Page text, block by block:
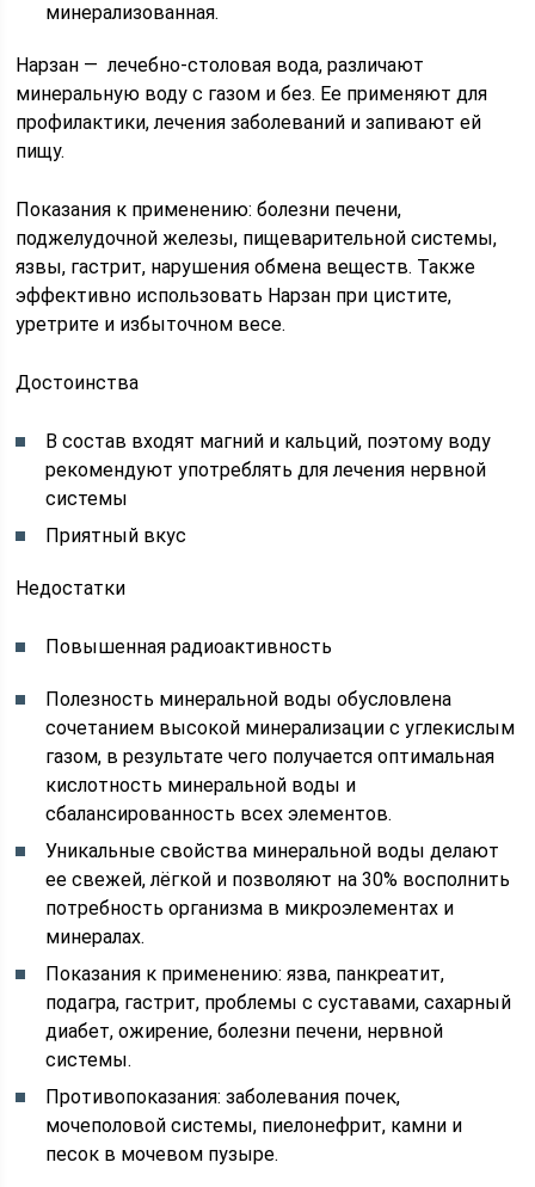
минерализованная.
Нарзан — лечебно-столовая вода, различают
минеральную воду с газом и без. Ее применяют для
профилактики, лечения заболеваний и запивают ей
пищу.
Показания к применению: болезни печени,
поджелудочной железы, пищеварительной системы,
язвы, гастрит, нарушения обмена веществ. Также
эффективно использовать Нарзан при цистите,
уретрите и избыточном весе.
Достоинства
В состав входят магний и кальций, поэтому воду
рекомендуют употреблять для лечения нервной
системы
Приятный вкус
Недостатки
Повышенная радиоактивность
Полезность минеральной воды обусловлена
сочетанием высокой минерализации с углекислым
газом, в результате чего получается оптимальная
кислотность минеральной воды и
сбалансированность всех элементов.
Уникальные свойства минеральной воды делают
ее свежей, лёгкой и позволяют на 30% восполнить
потребность организма в микроэлементах и
минералах.
Показания к применению: язва, панкреатит,
подагра, гастрит, проблемы с суставами, сахарный
диабет, ожирение, болезни печени, нервной
системы.
Противопоказания: заболевания почек,
мочеполовой системы, пиелонефрит, камни и
песок в мочевом пузыре.